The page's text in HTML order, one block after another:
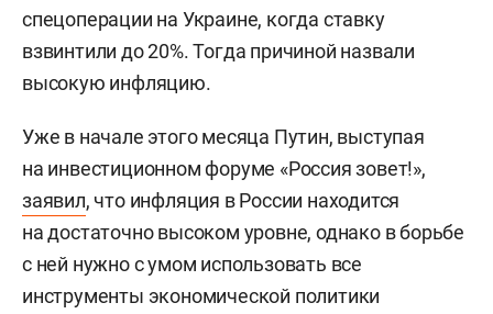
спецоперации на Украине, когда ставку
взвинтили до 20%. Тогда причиной назвали
высокую инфляцию.
Уже в начале этого месяца Путин, выступая
на инвестиционном форуме «Россия зовет!»,
заявил, что инфляция в России находится
на достаточно высоком уровне, однако в борьбе
с ней нужно с умом использовать все
инструменты экономической политики